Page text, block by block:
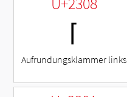
⌈
Aufrundungsklammer links